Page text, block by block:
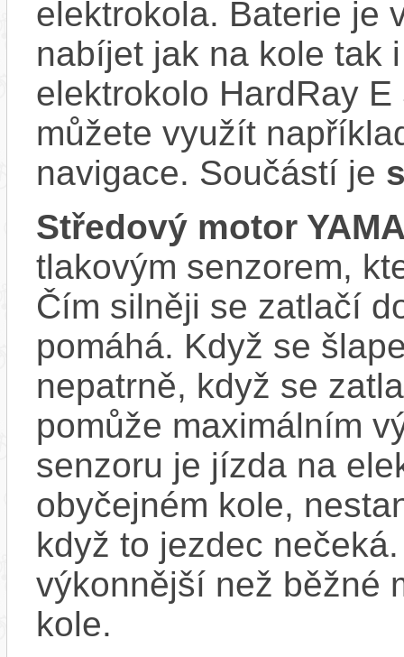
elektrokola. Baterie je
nabíjet jak na kole tak
elektrokolo HardRay
můžete využít
navigace. Součástí je
Středový motor
tlakovým senzorem,
Čím silněji se zatlačí
pomáhá. Když se
nepatrně, když se
pomůže maximálním
senzoru je jízda na
obyčejném kole,
když to jezdec
výkonnější než běžné
kole.